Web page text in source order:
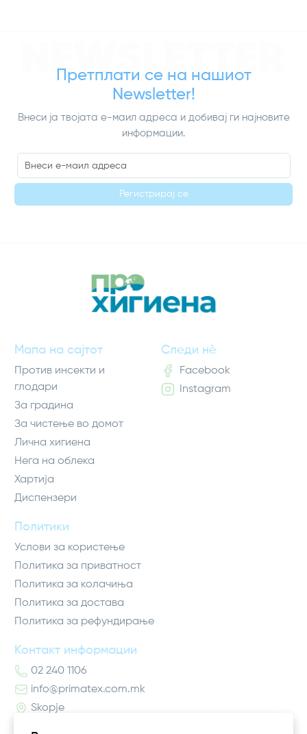
NEWSLETTER
Претплати се на нашиот
Newsletter!
Внеси ја твојата е-маил адреса и добивај ги најновите
информации.
Регистрирај се
Мапа на сајтот
Против инсекти и
глодари
За градина
За чистење во домот
Лична хигиена
Нега на облека
Хартија
Диспензери
Политики
Услови за користење
Политика за приватност
Политика за колачиња
Политика за достава
Политика за рефундирање
Контакт информации
02 240 1106
info@primatex.com.mk
Skopje
Следи нè
Facebook
Instagram